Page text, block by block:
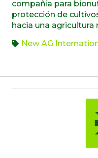
compañía para
protección de
hacia una agricultura
New AG